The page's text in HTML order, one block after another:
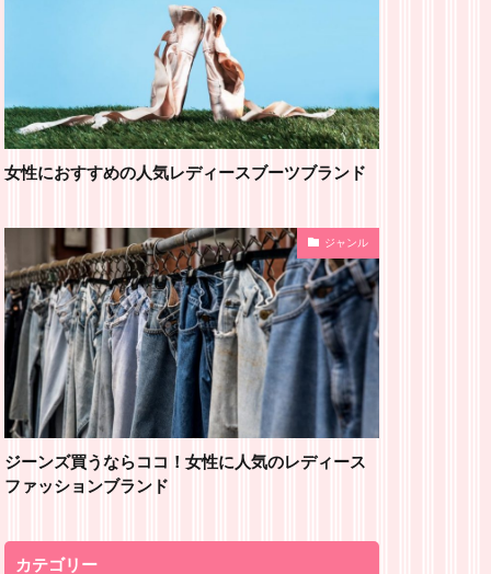
女性におすすめの人気レディースブーツブランド
ジャンル
ジーンズ買うならココ！女性に人気のレディース
ファッションブランド
カテゴリー